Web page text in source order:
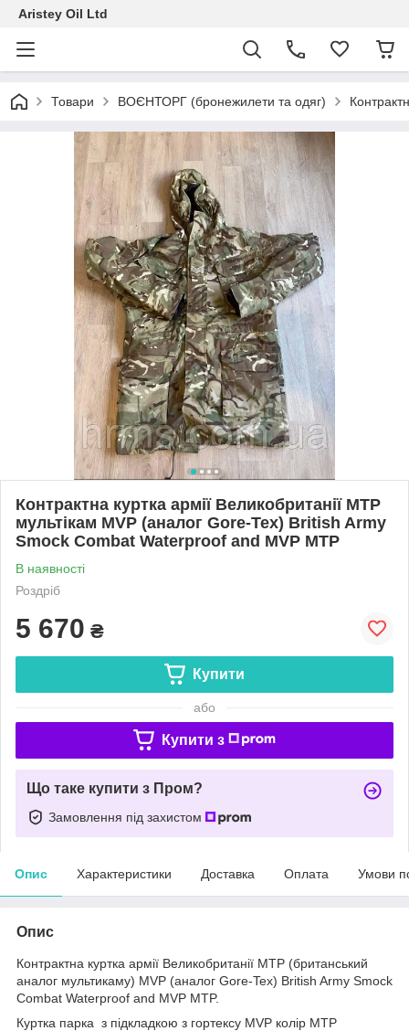
Aristey Oil Ltd
Товари ВОЄНТОРГ (бронежилети та одяг)
Контрактна куртка армії Великобританії MTP
мультікам MVP (аналог Gore-Tex) British Army
Smock Combat Waterproof and MVP MTP
В наявності
Роздріб
5 670 ₴
Купити
або
Купити з
Що таке купити з Пром?
Замовлення під захистом
Опис Характеристики Доставка Оплата Умови
Опис
Контрактна куртка армії Великобританії MTP (британський
аналог мультикаму) MVP (аналог Gore-Tex) British Army Smock
Combat Waterproof and MVP MTP.
Куртка парка з підкладкою з гортексу MVP колір MTP